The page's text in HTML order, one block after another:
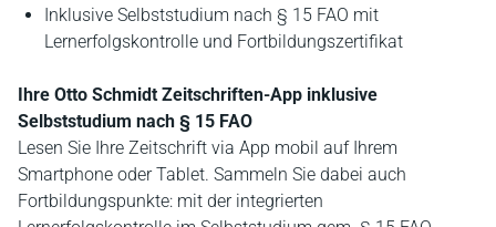
Inklusive Selbststudium nach § 15 FAO mit
Lernerfolgskontrolle und Fortbildungszertifikat
Ihre Otto Schmidt Zeitschriften-App inklusive
Selbststudium nach § 15 FAO
Lesen Sie Ihre Zeitschrift via App mobil auf Ihrem
Smartphone oder Tablet. Sammeln Sie dabei auch
Fortbildungspunkte: mit der integrierten